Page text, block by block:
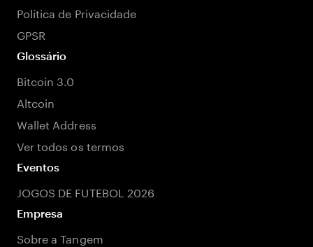
Política de Privacidade
GPSR
Glossário
Bitcoin 3.0
Altcoin
Wallet Address
Ver todos os termos
Eventos
JOGOS DE FUTEBOL 2026
Empresa
Sobre a Tangem